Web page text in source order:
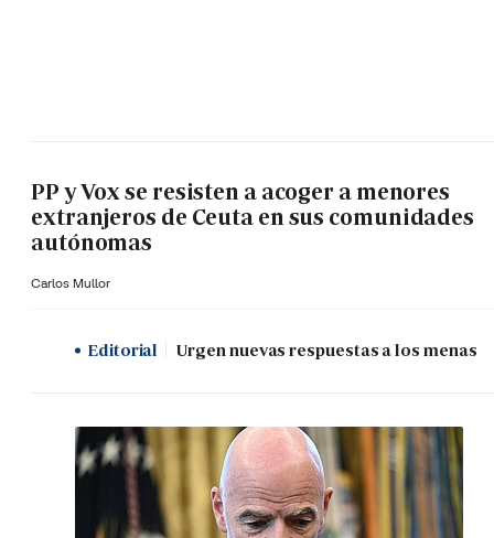
PP y Vox se resisten a acoger a menores
extranjeros de Ceuta en sus comunidades
autónomas
Carlos Mullor
Editorial Urgen nuevas respuestas a los menas